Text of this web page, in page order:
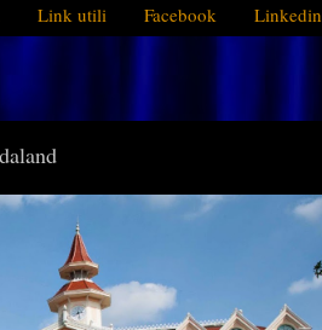
Link utili Facebook Linkedin